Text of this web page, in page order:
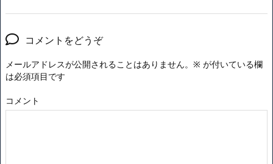
コメントをどうぞ
メールアドレスが公開されることはありません。 ※ が付いている欄
は必須項目です
コメント